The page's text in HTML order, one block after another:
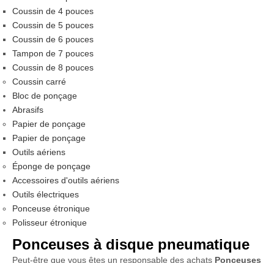
Coussin de 4 pouces
Coussin de 5 pouces
Coussin de 6 pouces
Tampon de 7 pouces
Coussin de 8 pouces
Coussin carré
Bloc de ponçage
Abrasifs
Papier de ponçage
Papier de ponçage
Outils aériens
Éponge de ponçage
Accessoires d'outils aériens
Outils électriques
Ponceuse étronique
Polisseur étronique
Ponceuses à disque pneumatique
Peut-être que vous êtes un responsable des achats Ponceuses